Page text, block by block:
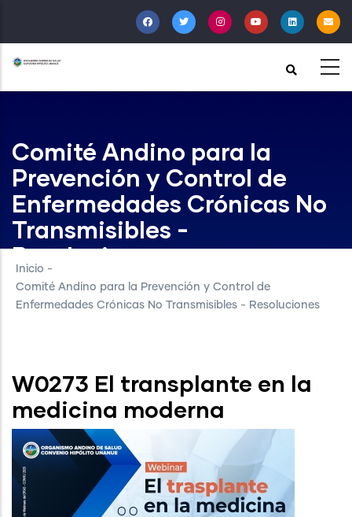
al
contenido
principal
Comité Andino para la
Prevención y Control de
Enfermedades Crónicas No
Transmisibles -
Resoluciones
Inicio -
Comité Andino para la Prevención y Control de
Enfermedades Crónicas No Transmisibles - Resoluciones
W0273 El transplante en la
medicina moderna